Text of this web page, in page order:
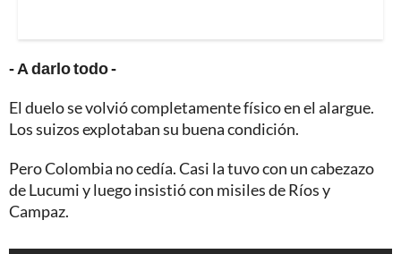
- A darlo todo -
El duelo se volvió completamente físico en el alargue.
Los suizos explotaban su buena condición.
Pero Colombia no cedía. Casi la tuvo con un cabezazo
de Lucumi y luego insistió con misiles de Ríos y
Campaz.